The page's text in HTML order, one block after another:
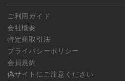
予約商品など一部キャンセルが出来
かじめご了承ください。
ご利用ガイド
会社概要
特定商取引法
プライバシーポリシー
会員規約
偽サイトにご注意ください